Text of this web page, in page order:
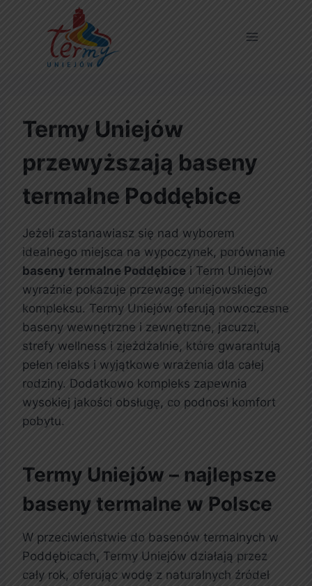
Termy Uniejów
przewyższają baseny
termalne Poddębice
Jeżeli zastanawiasz się nad wyborem
idealnego miejsca na wypoczynek, porównanie
baseny termalne Poddębice i Term Uniejów
wyraźnie pokazuje przewagę uniejowskiego
kompleksu. Termy Uniejów oferują nowoczesne
baseny wewnętrzne i zewnętrzne, jacuzzi,
strefy wellness i zjeżdżalnie, które gwarantują
pełen relaks i wyjątkowe wrażenia dla całej
rodziny. Dodatkowo kompleks zapewnia
wysokiej jakości obsługę, co podnosi komfort
pobytu.
Termy Uniejów – najlepsze
baseny termalne w Polsce
W przeciwieństwie do basenów termalnych w
Poddębicach, Termy Uniejów działają przez
cały rok, oferując wodę z naturalnych źródeł